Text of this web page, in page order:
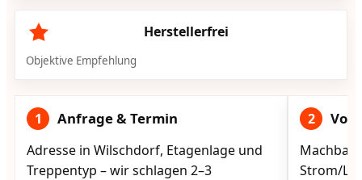
Herstellerfrei
Objektive Empfehlung
1 Anfrage & Termin
Adresse in Wilschdorf, Etagenlage und
Treppentyp – wir schlagen 2–3
2
Strom/